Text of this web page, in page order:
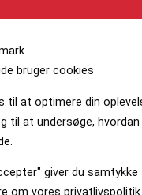
bruger cookies
til at optimere din
til at undersøge,
giver du samtykke
om vores